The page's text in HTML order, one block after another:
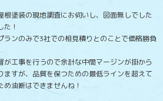
根塗装の現地調査にお伺いし、図面無しでした
！
ランのみで3社での相見積りとのことで価格勝負
が工事を行うので余計な中間マージンが掛から
ますが、品質を保つための最低ラインを超えて
油断はできませんね！